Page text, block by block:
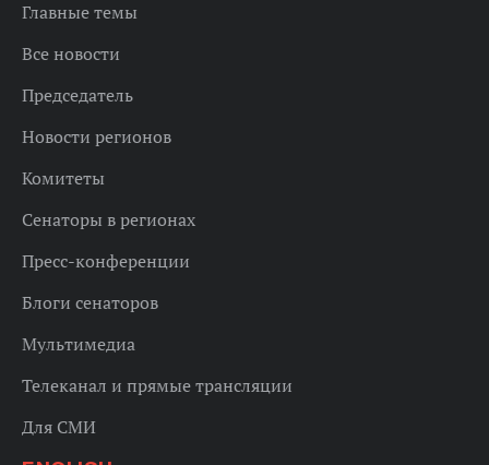
Главные темы
Все новости
Председатель
Новости регионов
Комитеты
Сенаторы в регионах
Пресс-конференции
Блоги сенаторов
Мультимедиа
Телеканал и прямые трансляции
Для СМИ